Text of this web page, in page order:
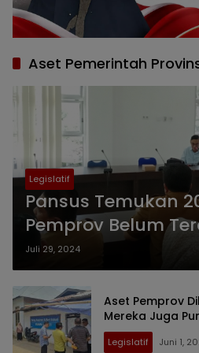
Aset Pemerintah
Legislatif
Pansus Temukan
Pemprov Belum
Keuangan dan Aset
Juli 29, 2024
Aset Pemprov
Mereka Juga
Legislatif Juni 1,